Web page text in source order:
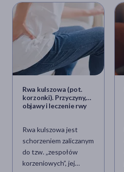
Rwa kulszowa (pot.
korzonki). Przyczyny,
objawy i leczenie rwy
Rwa kulszowa jest
schorzeniem zaliczanym
do tzw. „zespołów
korzeniowych”, jej